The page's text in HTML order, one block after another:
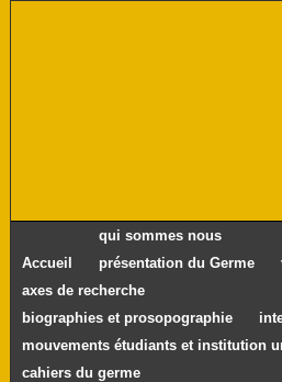
Accueil
qui sommes nous
présentation du Germe
axes de recherche
biographies et prosopographie
mouvements étudiants et institution
cahiers du germe